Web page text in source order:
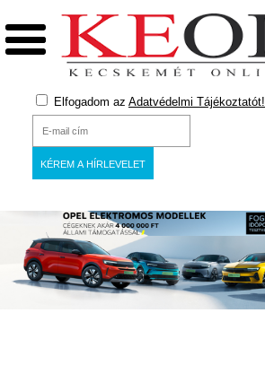
Elfogadom az Adatvédelmi Tájékoztatót!